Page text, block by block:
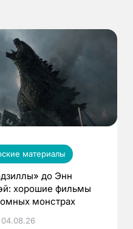
материалы
до Энн
хорошие фильмы
монстрах